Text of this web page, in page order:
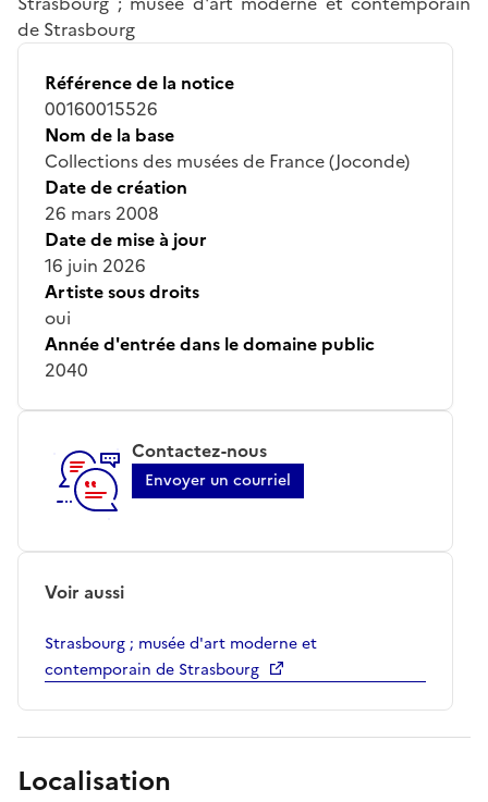
de Strasbourg
Référence de la notice
00160015526
Nom de la base
Collections des musées de France (Joconde)
Date de création
26 mars 2008
Date de mise à jour
16 juin 2026
Artiste sous droits
oui
Année d'entrée dans le domaine public
2040
Contactez-nous
Envoyer un courriel
Voir aussi
Strasbourg ; musée d'art moderne et
contemporain de Strasbourg
Localisation